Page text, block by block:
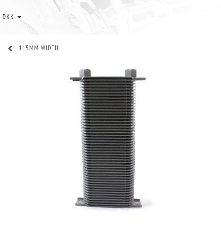
DKK
115MM WIDTH